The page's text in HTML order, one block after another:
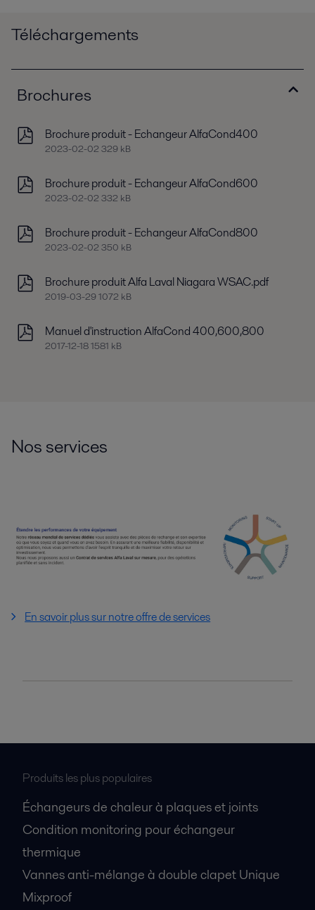
Téléchargements
Brochures
Brochure produit - Echangeur AlfaCond400
2023-02-02 329 kB
Brochure produit - Echangeur AlfaCond600
2023-02-02 332 kB
Brochure produit - Echangeur AlfaCond800
2023-02-02 350 kB
Brochure produit Alfa Laval Niagara WSAC.pdf
2019-03-29 1072 kB
Manuel d'instruction AlfaCond 400,600,800
2017-12-18 1581 kB
Nos services
En savoir plus sur notre offre de services
Produits les plus populaires
Échangeurs de chaleur à plaques et joints
Condition monitoring pour échangeur
thermique
Vannes anti-mélange à double clapet Unique
Mixproof